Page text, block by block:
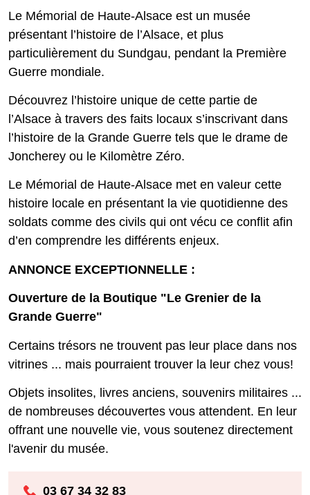
Le Mémorial de Haute-Alsace est un musée
présentant l’histoire de l’Alsace, et plus
particulièrement du Sundgau, pendant la Première
Guerre mondiale.
Découvrez l’histoire unique de cette partie de
l’Alsace à travers des faits locaux s’inscrivant dans
l’histoire de la Grande Guerre tels que le drame de
Joncherey ou le Kilomètre Zéro.
Le Mémorial de Haute-Alsace met en valeur cette
histoire locale en présentant la vie quotidienne des
soldats comme des civils qui ont vécu ce conflit afin
d’en comprendre les différents enjeux.
ANNONCE EXCEPTIONNELLE :
Ouverture de la Boutique "Le Grenier de la
Grande Guerre"
Certains trésors ne trouvent pas leur place dans nos
vitrines ... mais pourraient trouver la leur chez vous!
Objets insolites, livres anciens, souvenirs militaires ...
de nombreuses découvertes vous attendent. En leur
offrant une nouvelle vie, vous soutenez directement
l'avenir du musée.
03 67 34 32 83